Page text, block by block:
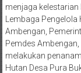
menjaga
Lembaga
Ambengan,
Pemdes
melakukan
Hutan Desa Pura